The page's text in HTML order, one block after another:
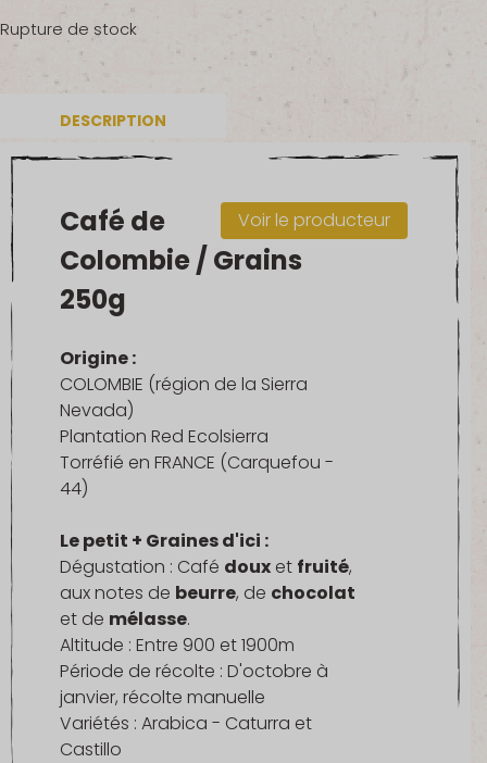
Rupture de stock
DESCRIPTION
Voir le producteur
Café de
Colombie / Grains
250g
Origine :
COLOMBIE (région de la Sierra
Nevada)
Plantation Red Ecolsierra
Torréfié en FRANCE (Carquefou -
44)
Le petit + Graines d'ici :
Dégustation : Café doux et fruité,
aux notes de beurre, de chocolat
et de mélasse.
Altitude : Entre 900 et 1900m
Période de récolte : D'octobre à
janvier, récolte manuelle
Variétés : Arabica - Caturra et
Castillo